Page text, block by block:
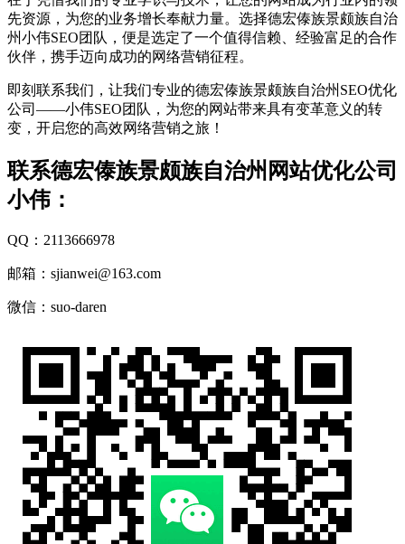
先资源，为您的业务增长奉献力量。选择德宏傣族景颇族自治
州小伟SEO团队，便是选定了一个值得信赖、经验富足的合作
伙伴，携手迈向成功的网络营销征程。
即刻联系我们，让我们专业的德宏傣族景颇族自治州SEO优化
公司——小伟SEO团队，为您的网站带来具有变革意义的转
变，开启您的高效网络营销之旅！
联系德宏傣族景颇族自治州网站优化公司
小伟：
QQ：2113666978
邮箱：sjianwei@163.com
微信：suo-daren